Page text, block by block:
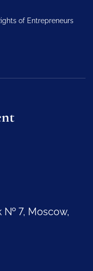
of Entrepreneurs
№ 7, Moscow,